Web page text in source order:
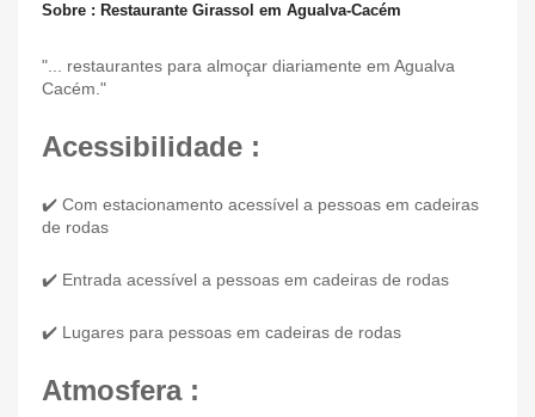
Sobre : Restaurante Girassol em Agualva-Cacém
"... restaurantes para almoçar diariamente em Agualva
Cacém."
Acessibilidade :
✔️ Com estacionamento acessível a pessoas em cadeiras
de rodas
✔️ Entrada acessível a pessoas em cadeiras de rodas
✔️ Lugares para pessoas em cadeiras de rodas
Atmosfera :